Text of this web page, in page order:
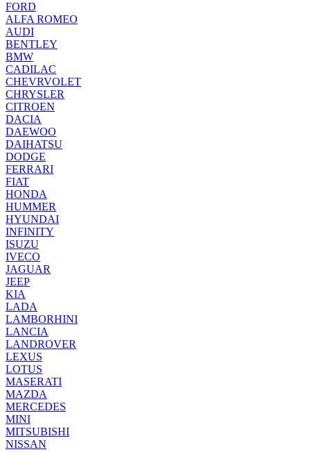
FORD
ALFA ROMEO
AUDI
BENTLEY
BMW
CADILAC
CHEVRVOLET
CHRYSLER
CITROEN
DACIA
DAEWOO
DAIHATSU
DODGE
FERRARI
FIAT
HONDA
HUMMER
HYUNDAI
INFINITY
ISUZU
IVECO
JAGUAR
JEEP
KIA
LADA
LAMBORHINI
LANCIA
LANDROVER
LEXUS
LOTUS
MASERATI
MAZDA
MERCEDES
MINI
MITSUBISHI
NISSAN